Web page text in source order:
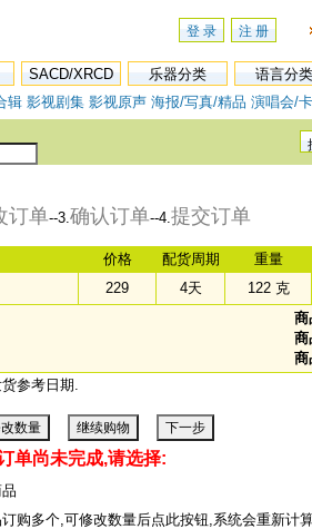
登 录 注 册
SACD/XRCD 乐器分类
语言分类
辑 影视剧集 影视原声 海报/写真/精品 演唱会/
订单--3.确认订单--4.提交订单
价格 配货周期
重量
229 4天
122 克
商
商
商
参考日期.
单尚未完成,请选择:
购多个,可修改数量后点此按钮,系统会重新计